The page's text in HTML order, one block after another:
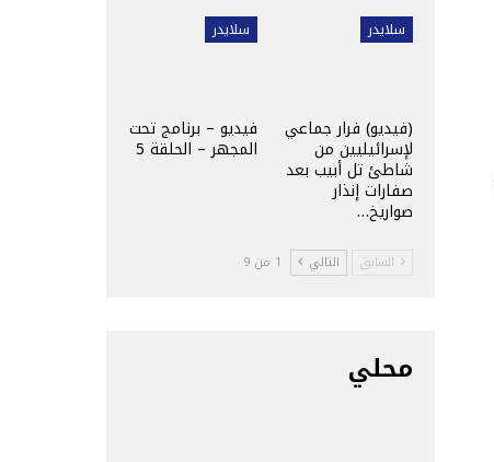
سلايدر
(فيديو) فرار جماعي
لإسرائيليين من
شاطئ تل أبيب بعد
صفارات إنذار
صواريخ…
سلايدر
فيديو – برنامج تحت
المجهر – الحلقة 5
السابق التالي 1 من 9
محلي